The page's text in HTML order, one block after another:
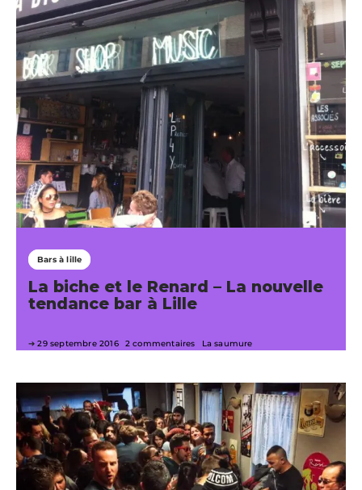
Bars à lille
La biche et le Renard – La nouvelle
tendance bar à Lille
29 septembre 2016 2 commentaires La saumure